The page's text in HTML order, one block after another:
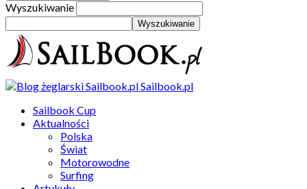
Wyszukiwanie
Sailbook.pl
Sailbook Cup
Aktualności
Polska
Świat
Motorowodne
Surfing